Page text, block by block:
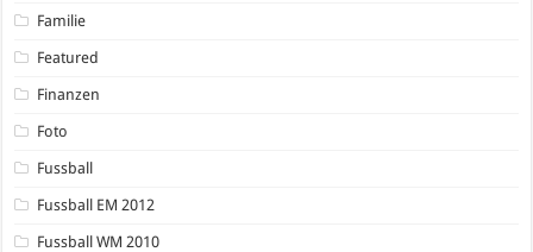
Familie
Featured
Finanzen
Foto
Fussball
Fussball EM 2012
Fussball WM 2010